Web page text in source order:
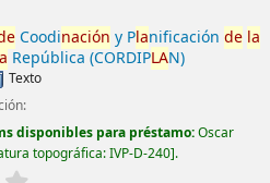
Coodinación y Planificación de la
República (CORDIPLAN)
Texto
disponibles para préstamo:Oscar
topográfica:IVP-D-240 .